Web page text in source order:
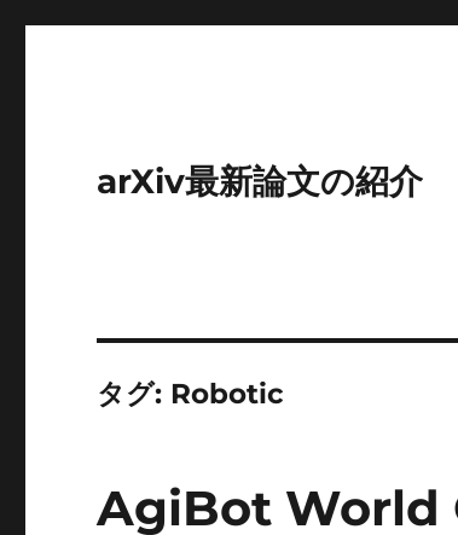
arXiv最新論文の紹介
タグ: Robotic
AgiBot World